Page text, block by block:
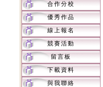
合作分校
優秀作品
線上報名
競賽活動
留言板
下載資料
與我聯絡